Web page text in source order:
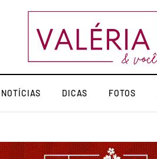
NOTÍCIAS DICAS FOTOS